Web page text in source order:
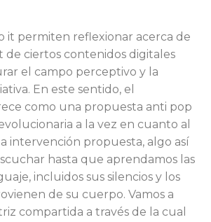
it permiten reflexionar acerca de
de ciertos contenidos digitales
el campo perceptivo y la
En este sentido, el
como una propuesta anti pop
a la vez en cuanto al
intervención propuesta, algo así
hasta que aprendamos las
incluidos sus silencios y los
de su cuerpo. Vamos a
compartida a través de la cual